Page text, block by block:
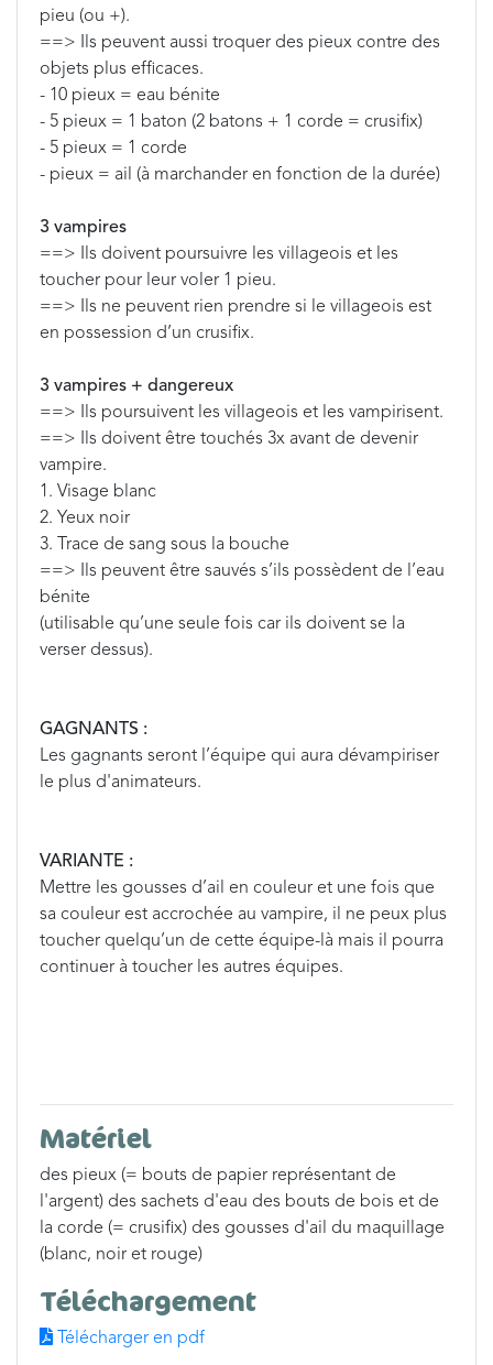
pieu (ou +).
==> Ils peuvent aussi troquer des pieux contre des
objets plus efficaces.
- 10 pieux = eau bénite
- 5 pieux = 1 baton (2 batons + 1 corde = crusifix)
- 5 pieux = 1 corde
- pieux = ail (à marchander en fonction de la durée)
3 vampires
==> Ils doivent poursuivre les villageois et les
toucher pour leur voler 1 pieu.
==> Ils ne peuvent rien prendre si le villageois est
en possession d’un crusifix.
3 vampires + dangereux
==> Ils poursuivent les villageois et les vampirisent.
==> Ils doivent être touchés 3x avant de devenir
vampire.
1. Visage blanc
2. Yeux noir
3. Trace de sang sous la bouche
==> Ils peuvent être sauvés s’ils possèdent de l’eau
bénite
(utilisable qu’une seule fois car ils doivent se la
verser dessus).
GAGNANTS :
Les gagnants seront l’équipe qui aura dévampiriser
le plus d'animateurs.
VARIANTE :
Mettre les gousses d’ail en couleur et une fois que
sa couleur est accrochée au vampire, il ne peux plus
toucher quelqu’un de cette équipe-là mais il pourra
continuer à toucher les autres équipes.
Matériel
des pieux (= bouts de papier représentant de
l'argent) des sachets d'eau des bouts de bois et de
la corde (= crusifix) des gousses d'ail du maquillage
(blanc, noir et rouge)
Téléchargement
Télécharger en pdf